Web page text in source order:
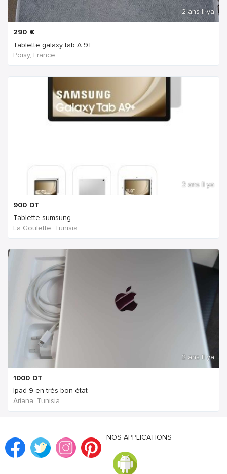
2 ans Il ya
290 €
Tablette galaxy tab A 9+
Poisy, France
2 ans Il ya
900 DT
Tablette sumsung
La Goulette, Tunisia
2 ans Il ya
1000 DT
Ipad 9 en très bon état
Ariana, Tunisia
NOS APPLICATIONS